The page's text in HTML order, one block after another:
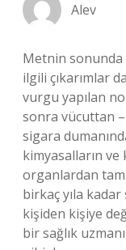
Alev
Metnin sonunda
ilgili çıkarımlar
vurgu yapılan
sonra vücuttan –
sigara
kimyasalların
organlardan
birkaç yıla
kişiden kişiye
bir sağlık